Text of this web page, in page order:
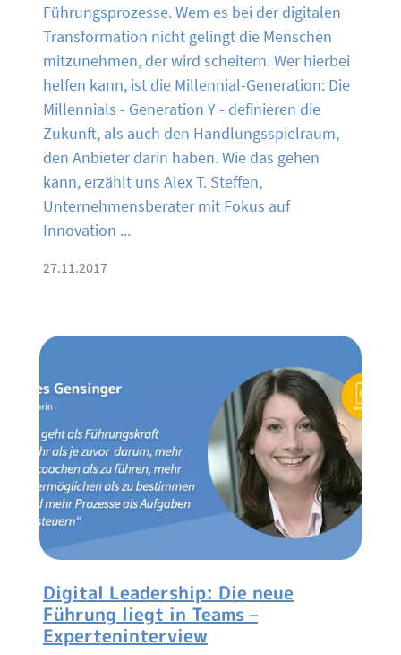
Führungsprozesse. Wem es bei der digitalen
Transformation nicht gelingt die Menschen
mitzunehmen, der wird scheitern. Wer hierbei
helfen kann, ist die Millennial-Generation: Die
Millennials - Generation Y - definieren die
Zukunft, als auch den Handlungsspielraum,
den Anbieter darin haben. Wie das gehen
kann, erzählt uns Alex T. Steffen,
Unternehmensberater mit Fokus auf
Innovation ...
27.11.2017
Digital Leadership: Die neue
Führung liegt in Teams –
Experteninterview